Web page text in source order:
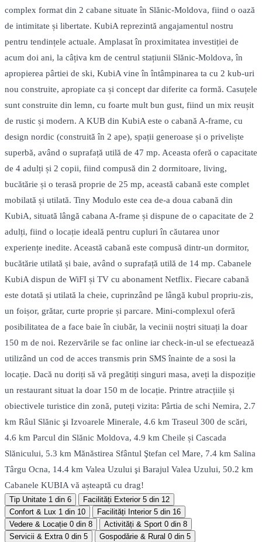
complex format din 2 cabane situate în Slănic-Moldova, fiind o oază
de intimitate și libertate. KubiA reprezintă angajamentul nostru
pentru tendințele actuale. Amplasat în proximitatea investiției de
acum doi ani, la câțiva km de centrul stațiunii Slănic-Moldova, în
apropierea pârtiei de ski, KubiA vine în întâmpinarea ta cu 2 kub-uri
nou construite, apropiate ca și concept dar diferite ca formă. Casuțele
sunt construite din lemn, cu foarte mult bun gust, fiind un mix reușit
de rustic și modern. A KUB din KubiA este o cabană A-frame, cu
design nordic (construită în 2 ape), spații generoase și o priveliște
superbă, având o suprafață utilă de 47 mp. Aceasta oferă o capacitate
de 4 adulți și 2 copii, fiind compusă din 2 dormitoare, living,
bucătărie și o terasă proprie de 25 mp, această cabană este complet
mobilată și utilată. Tiny Modulo este cea de-a doua cabană din
KubiA, situată lângă cabana A-frame și dispune de o capacitate de 2
adulți, fiind o locație ideală pentru cupluri în căutarea unor
experiențe inedite. Această cabană este compusă dintr-un dormitor,
bucătărie utilată și baie, având o suprafață utilă de 14 mp. Cabanele
KubiA dispun de WiFI și TV cu abonament Netflix. Fiecare cabană
este dotată și utilată la cheie, cuprinzând pe lângă kubul propriu-zis,
un foișor, grătar, curte proprie și parcare. Mini-complexul oferă
posibilitatea de a face baie în ciubăr, la vecinii noștri situați la doar
150 m de noi. Rezervările se fac online iar check-in-ul se efectuează
utilizând un cod de acces transmis prin SMS înainte de a sosi la
locație. Dacă nu doriți să vă pregătiți singuri masa, aveți la dispoziție
un restaurant situat la doar 150 m de locație. Printre atracțiile și
obiectivele turistice din zonă, puteți vizita: Pârtia de schi Nemira, 2.7
km Râul Slănic şi Izvoarele Minerale, 4.6 km Traseul 300 de scări,
4.6 km Parcul din Slănic Moldova, 4.9 km Cheile și Cascada
Slănicului, 5.3 km Mănăstirea Sfântul Ştefan cel Mare, 7.4 km Salina
Târgu Ocna, 14.4 km Valea Uzului şi Barajul Valea Uzului, 50.2 km
Cabanele KUBIA vă așteaptă cu drag!
Tip Unitate 1 din 6 Facilități Exterior 5 din 12
Confort & Lux 1 din 10 Facilități Interior 5 din 16
Vedere & Locație 0 din 8 Activități & Sport 0 din 8
Servicii & Extra 0 din 5 Gospodărie & Rural 0 din 5